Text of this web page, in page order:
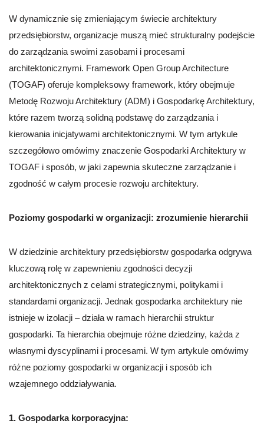
W dynamicznie się zmieniającym świecie architektury
przedsiębiorstw, organizacje muszą mieć strukturalny podejście
do zarządzania swoimi zasobami i procesami
architektonicznymi. Framework Open Group Architecture
(TOGAF) oferuje kompleksowy framework, który obejmuje
Metodę Rozwoju Architektury (ADM) i Gospodarkę Architektury,
które razem tworzą solidną podstawę do zarządzania i
kierowania inicjatywami architektonicznymi. W tym artykule
szczegółowo omówimy znaczenie Gospodarki Architektury w
TOGAF i sposób, w jaki zapewnia skuteczne zarządzanie i
zgodność w całym procesie rozwoju architektury.
Poziomy gospodarki w organizacji: zrozumienie hierarchii
W dziedzinie architektury przedsiębiorstw gospodarka odgrywa
kluczową rolę w zapewnieniu zgodności decyzji
architektonicznych z celami strategicznymi, politykami i
standardami organizacji. Jednak gospodarka architektury nie
istnieje w izolacji – działa w ramach hierarchii struktur
gospodarki. Ta hierarchia obejmuje różne dziedziny, każda z
własnymi dyscyplinami i procesami. W tym artykule omówimy
różne poziomy gospodarki w organizacji i sposób ich
wzajemnego oddziaływania.
1. Gospodarka korporacyjna: